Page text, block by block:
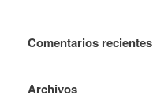
Comentarios recientes
Archivos